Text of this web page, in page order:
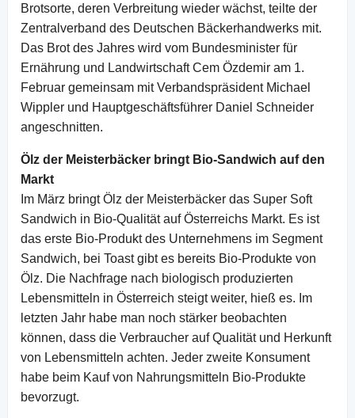
Brotsorte, deren Verbreitung wieder wächst, teilte der
Zentralverband des Deutschen Bäckerhandwerks mit.
Das Brot des Jahres wird vom Bundesminister für
Ernährung und Landwirtschaft Cem Özdemir am 1.
Februar gemeinsam mit Verbandspräsident Michael
Wippler und Hauptgeschäftsführer Daniel Schneider
angeschnitten.
Ölz der Meisterbäcker bringt Bio-Sandwich auf den
Markt
Im März bringt Ölz der Meisterbäcker das Super Soft
Sandwich in Bio-Qualität auf Österreichs Markt. Es ist
das erste Bio-Produkt des Unternehmens im Segment
Sandwich, bei Toast gibt es bereits Bio-Produkte von
Ölz. Die Nachfrage nach biologisch produzierten
Lebensmitteln in Österreich steigt weiter, hieß es. Im
letzten Jahr habe man noch stärker beobachten
können, dass die Verbraucher auf Qualität und Herkunft
von Lebensmitteln achten. Jeder zweite Konsument
habe beim Kauf von Nahrungsmitteln Bio-Produkte
bevorzugt.